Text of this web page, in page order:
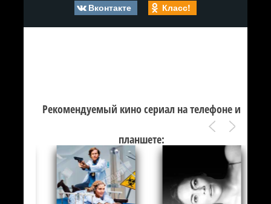
Вконтакте
Класс!
Рекомендуемый кино сериал на телефоне и
планшете: